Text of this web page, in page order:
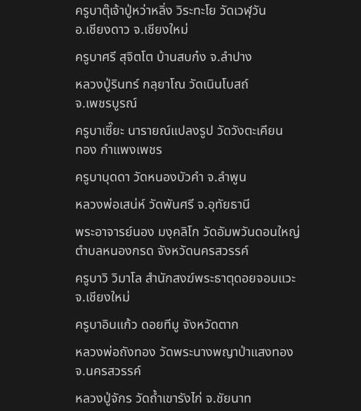
ครูบาตุ๊เจ้าปู่หว่าหลิ่ง วิระทะโย วัดเวฬุวัน
อ.เชียงดาว จ.เชียงใหม่
ครูบาศรี สุจิตโต บ้านสบก๋ง จ.ลำปาง
หลวงปู่รินทร์ กลฺยาโณ วัดเนินโบสถ์
จ.เพชรบูรณ์
ครูบาเซี๊ยะ นารายณ์แปลงรูป วัดวังตะเคียน
ทอง กำแพงเพชร
ครูบาบุดดา วัดหนองบัวคํา จ.ลําพูน
หลวงพ่อเสน่ห์ วัดพันศรี จ.อุทัยธานี
พระอาจารย์นอง มงฺคลิโก วัดอัมพวันดอนใหญ่
ตำบลหนองกรด จังหวัดนครสวรรค์
ครูบาวิ วิมาโล สำนักสงฆ์พระธาตุดอยจอมแวะ
จ.เชียงใหม่
ครูบาอินแก้ว ดอยทีมู จังหวัดตาก
หลวงพ่อถังทอง วัดพระนางพญาป่าแสงทอง
จ.นครสวรรค์
หลวงปู่จักร วัดถ้ำเขารังไก่ จ.ชัยนาท